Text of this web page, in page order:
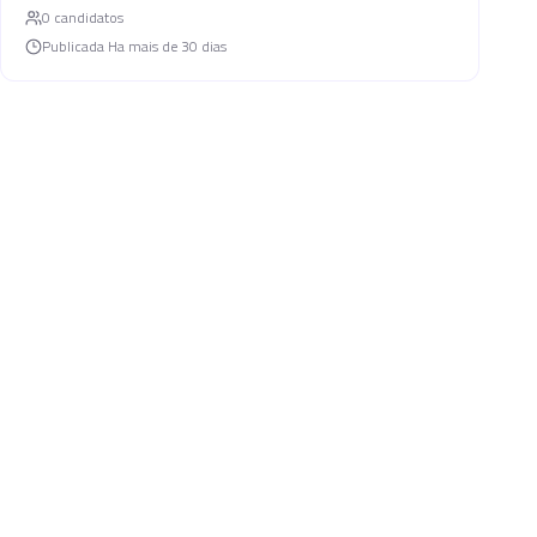
0 candidatos
Publicada Ha mais de 30 dias